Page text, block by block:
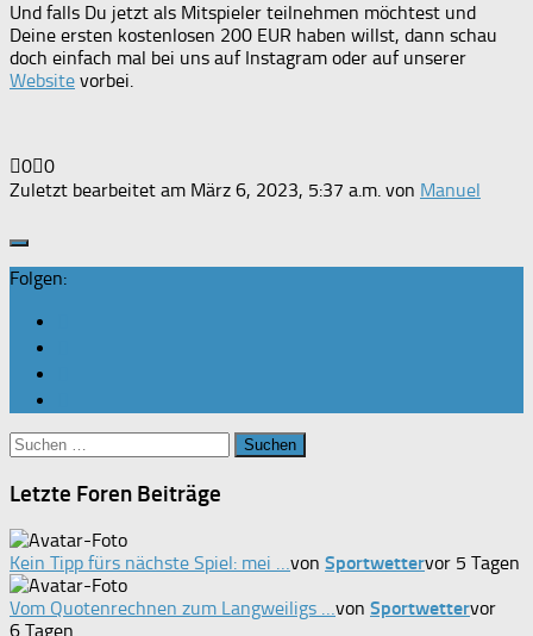
Und falls Du jetzt als Mitspieler teilnehmen möchtest und
Deine ersten kostenlosen 200 EUR haben willst, dann schau
doch einfach mal bei uns auf Instagram oder auf unserer
Website vorbei.
Anklicken
für
unten.
0 Anklicken
für
0
Zuletzt bearbeitet am März 6, 2023, 5:37 a.m. von Manuel
Folgen:
Suchen
nach:
Letzte Foren Beiträge
Kein Tipp fürs nächste Spiel: mei …von Sportwettervor 5 Tagen
Vom Quotenrechnen zum Langweiligs …von Sportwettervor
6 Tagen